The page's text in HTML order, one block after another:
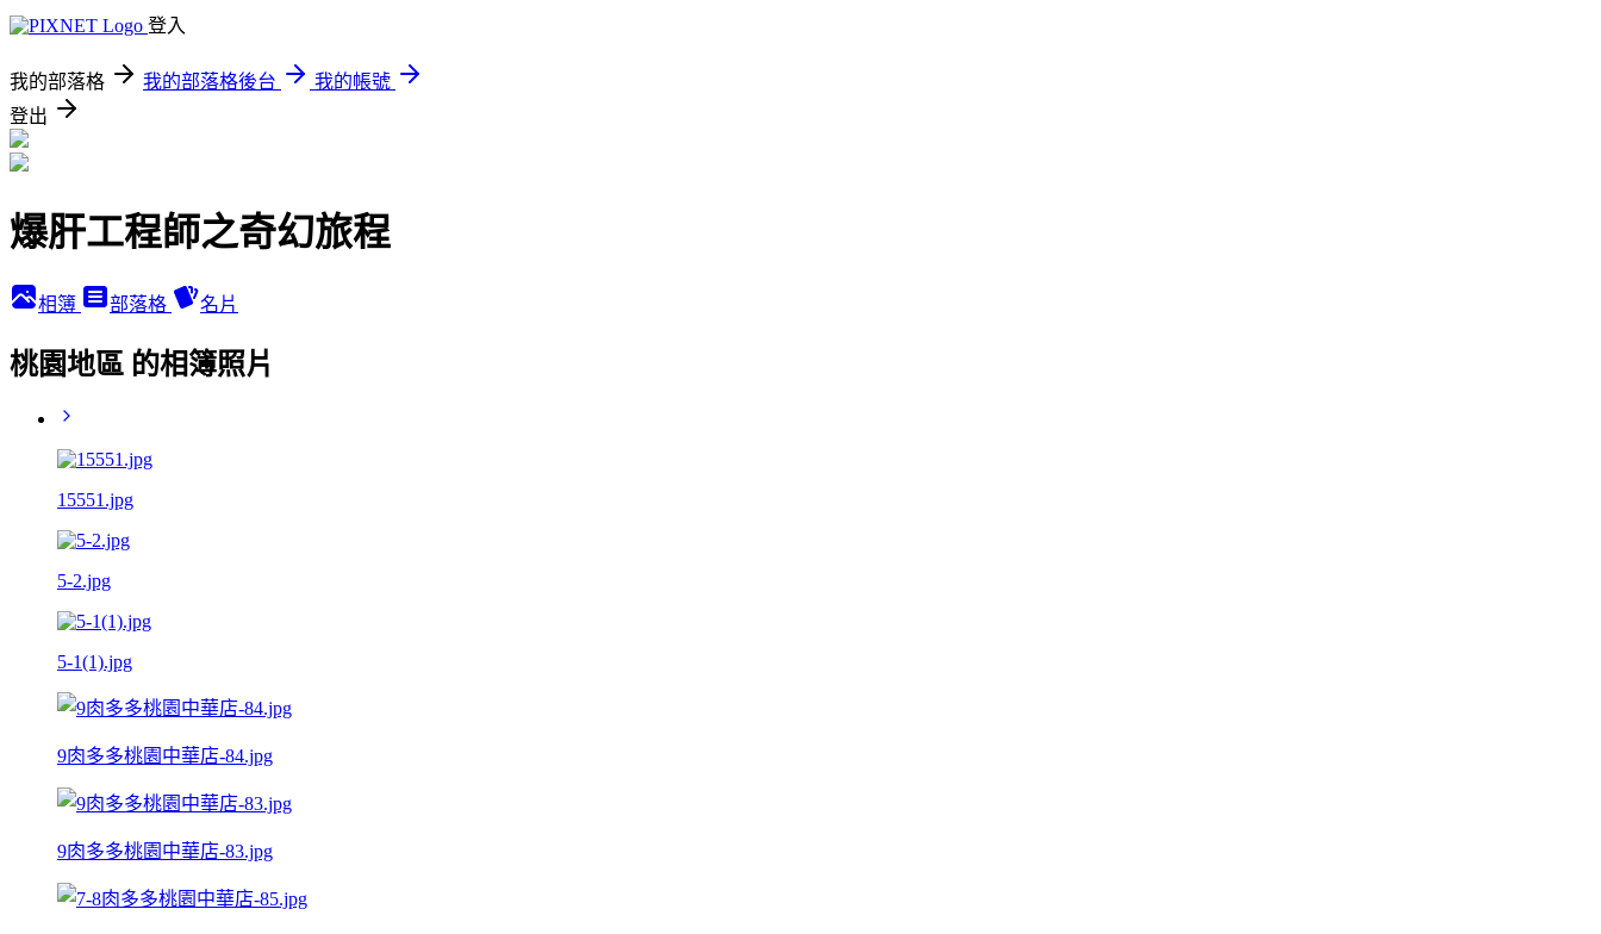
登入
我的部落格 我的部落格後台
我的帳號
登出
爆肝工程師之奇幻旅程
相簿 部落格 名片
桃園地區 的相簿照片
15551.jpg
5-2.jpg
5-1(1).jpg
9肉多多桃園中華店-84.jpg
9肉多多桃園中華店-83.jpg